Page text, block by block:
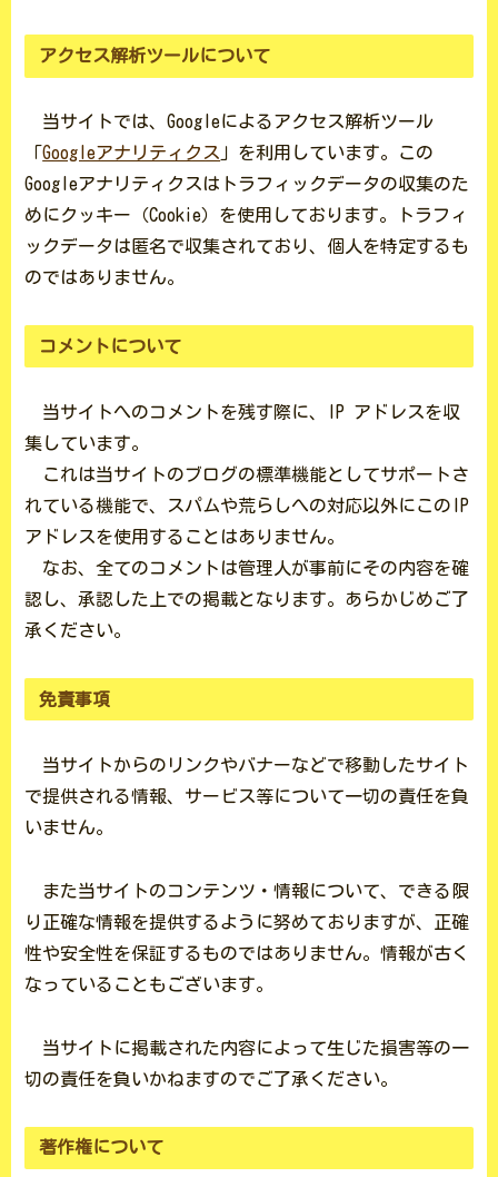
アクセス解析ツールについて
当サイトでは、Googleによるアクセス解析ツール
「Googleアナリティクス 」を利用しています。この
Googleアナリティクスはトラフィックデータの収集のた
めにクッキー（Cookie）を使用しております。トラフィ
ックデータは匿名で収集されており、個人を特定するも
のではありません。
コメントについて
当サイトへのコメントを残す際に、IP アドレスを収
集しています。
これは当サイトのブログの標準機能としてサポートさ
れている機能で、スパムや荒らしへの対応以外にこのIP
アドレスを使用することはありません。
なお、全てのコメントは管理人が事前にその内容を確
認し、承認した上での掲載となります。あらかじめご了
承ください。
免責事項
当サイトからのリンクやバナーなどで移動したサイト
で提供される情報、サービス等について一切の責任を負
いません。
また当サイトのコンテンツ・情報について、できる限
り正確な情報を提供するように努めておりますが、正確
性や安全性を保証するものではありません。情報が古く
なっていることもございます。
当サイトに掲載された内容によって生じた損害等の一
切の責任を負いかねますのでご了承ください。
著作権について